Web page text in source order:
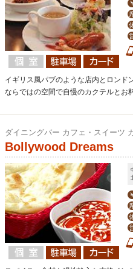
イギリス風パブのような店内とロンド
ならではの空間で自慢のカクテルとお
ダイニングバー カフェ・スイーツ
Bollywood Dreams